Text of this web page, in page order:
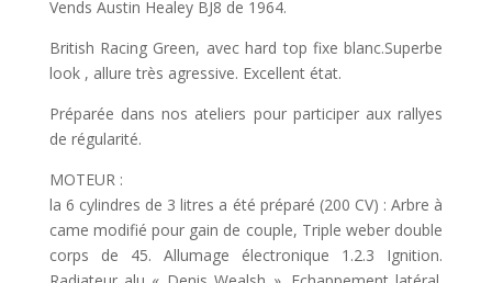
Vends Austin Healey BJ8 de 1964.
British Racing Green, avec hard top fixe blanc.Superbe
look , allure très agressive. Excellent état.
Préparée dans nos ateliers pour participer aux rallyes
de régularité.
MOTEUR :
la 6 cylindres de 3 litres a été préparé (200 CV) : Arbre à
came modifié pour gain de couple, Triple weber double
corps de 45. Allumage électronique 1.2.3 Ignition.